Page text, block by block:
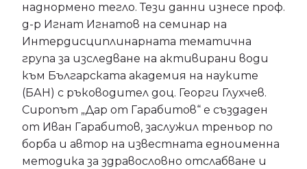
наднормено тегло. Тези данни изнесе проф.
д-р Игнат Игнатов на семинар на
Интердисциплинарната тематична
група за изследване на активирани води
към Българската академия на науките
(БАН) с ръководител доц. Георги Глухчев.
Сиропът „Дар от Гарабитов“ е създаден
от Иван Гарабитов, заслужил треньор по
борба и автор на известната едноименна
методика за здравословно отслабване и